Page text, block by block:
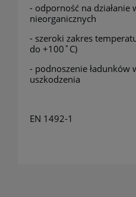
- odporność na działanie
nieorganicznych
- szeroki zakres
do +100˚C)
- podnoszenie ładunków
uszkodzenia
EN 1492-1